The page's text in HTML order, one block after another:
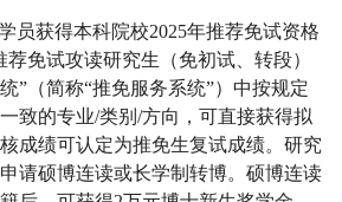
员获得本科院校2025年推荐免试资格
荐免试攻读研究生（免初试、转段）
”（简称“推免服务系统”）中按规定
致的专业/类别 /方向，可直接获得拟
成绩可认定为推免生复试成绩。研究
请硕博连读或长学制转博。硕博连读